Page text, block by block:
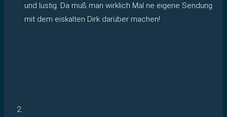
und lustig. Da muß man wirklich Mal ne eigene Sendung
mit dem eiskalten Dirk darüber machen!